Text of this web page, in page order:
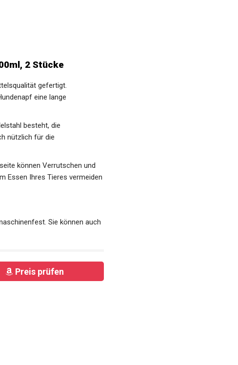
2 Stücke
gefertigt.
eine lange
besteht, die
nützlich für die
können Verrutschen und
Essen Ihres Tieres vermeiden
Sie können auch
Preis prüfen